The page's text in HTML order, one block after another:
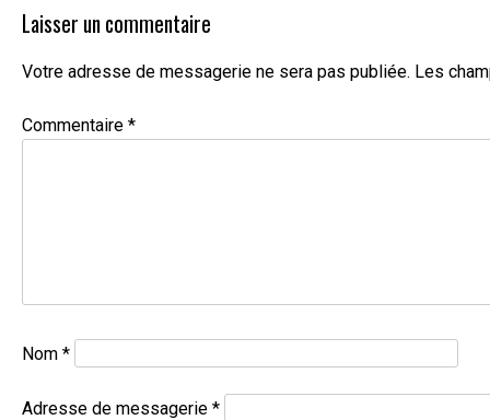
Laisser un commentaire
Votre adresse de messagerie ne sera pas publiée. Les
Commentaire *
Nom *
Adresse de messagerie *